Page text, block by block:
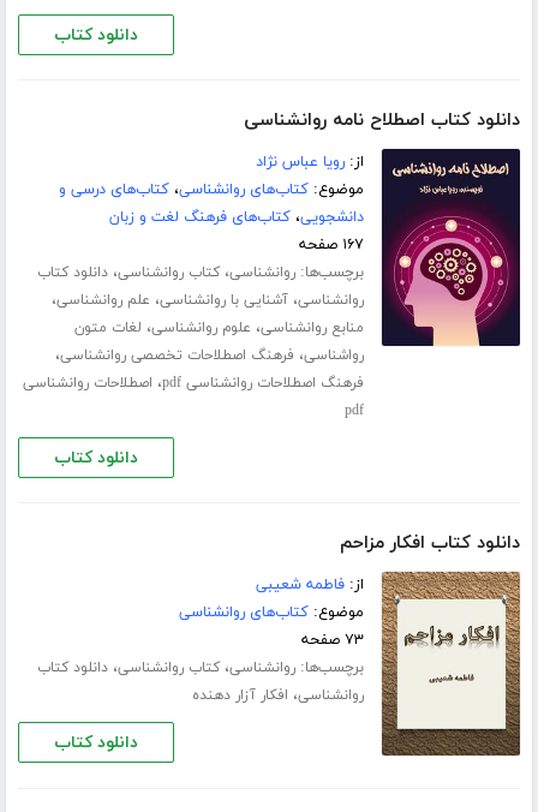
دانلود کتاب
دانلود کتاب اصطلاح نامه روانشناسی
از:رویا عباس نژاد
موضوع:کتاب‌های روانشناسی،کتاب‌های درسی و
دانشجویی،کتاب‌های فرهنگ لغت و زبان
۱۶۷ صفحه
برچسب‌ها:روانشناسی،کتاب روانشناسی،دانلود کتاب
روانشناسی،آشنایی با روانشناسی، علم روانشناسی،
منابع روانشناسی، علوم روانشناسی، لغات متون
رواشناسی، فرهنگ اصطلاحات تخصصی روانشناسی،
فرهنگ اصطلاحات روانشناسی pdf ، اصطلاحات روانشناسی
pdf
دانلود کتاب
دانلود کتاب افکار مزاحم
از:فاطمه شعیبی
موضوع:کتاب‌های روانشناسی
۷۳ صفحه
برچسب‌ها:روانشناسی،کتاب روانشناسی،دانلود کتاب
روانشناسی، افکار آزار دهنده
دانلود کتاب